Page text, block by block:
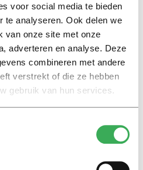
voor social media te bieden
te analyseren. Ook delen we
van onze site met onze
adverteren en analyse. Deze
combineren met andere
verstrekt of die ze hebben
gebruik van hun services.
Koopmans over online
en desinformatie: